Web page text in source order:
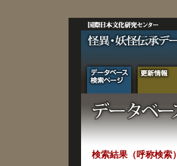
検索結果（呼称検索）